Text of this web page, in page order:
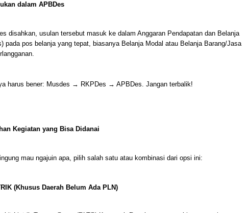
dalam APBDes
disahkan, usulan tersebut masuk ke dalam Anggaran Pendapatan dan Belanja
pada pos belanja yang tepat, biasanya Belanja Modal atau Belanja Barang/Jasa
harus bener: Musdes → RKPDes → APBDes. Jangan terbalik!
Kegiatan yang Bisa Didanai
mau ngajuin apa, pilih salah satu atau kombinasi dari opsi ini:
(Khusus Daerah Belum Ada PLN)